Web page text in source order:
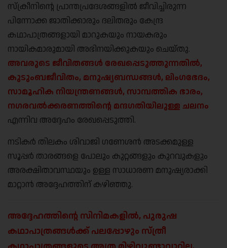
സ്‌ക്രീനിന്റെ പ്രാന്തപ്രദേശങ്ങളിൽ ജീവിച്ചിരുന്ന
പിന്നോക്ക ജാതിക്കാരും ദലിതരും കേന്ദ്ര
കഥാപാത്രങ്ങളായി മാറുകയും നായകരും
നായികമാരുമായി അഭിനയിക്കുകയും ചെയ്തു.
അവരുടെ ജീവിതങ്ങൾ രേഖപ്പെടുത്തുന്നതിൽ,
കുടുംബജീവിതം, മനുഷ്യബന്ധങ്ങൾ, ലിംഗഭേദം,
സാമൂഹിക നിയന്ത്രണങ്ങൾ, സാമ്പത്തിക ഭാരം,
നഗരവൽക്കരണത്തിന്റെ മന്ദഗതിയിലുള്ള ചലനം
എന്നിവ അദ്ദേഹം രേഖപ്പെടുത്തി.
നടികർ തിലകം ശിവാജി ഗണേശൻ അടക്കമുള്ള
സൂപ്പർ താരങ്ങളെ പോലും കുറ്റങ്ങളും കുറവുകളും
അരക്ഷിതാവസ്ഥയും ഉള്ള സാധാരണ മനുഷ്യരാക്കി
മാറ്റാൻ അദ്ദേഹത്തിന് കഴിഞ്ഞു.
അദ്ദേഹത്തിന്റെ സിനിമകളിൽ, പുരുഷ
കഥാപാത്രങ്ങൾക്ക് പലപ്പോഴും സ്ത്രീ